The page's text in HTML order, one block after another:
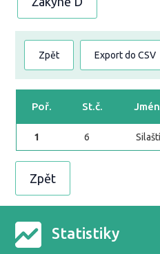
Zpět Export do CSV
Poř. St.č.
1 6
Zpět
Statistiky